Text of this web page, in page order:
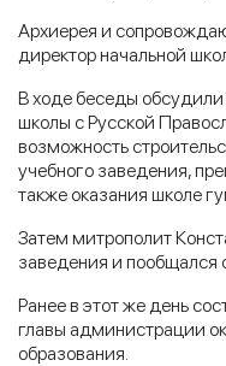
Архиерея и
директор начальной
В ходе беседы
школы с Русской
возможность
учебного заведения,
также оказания школе
Затем митрополит
заведения и пообщался
Ранее в этот же день
главы администрации
образования.